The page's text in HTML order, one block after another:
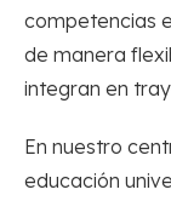
competencias
de manera
integran en
En nuestro
educación